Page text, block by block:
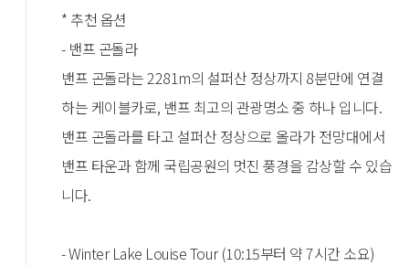
* 추천 옵션
- 밴프 곤돌라
밴프 곤돌라는 2281m의 설퍼산 정상까지 8분만에 연결
하는 케이블카로, 밴프 최고의 관광명소 중 하나 입니다.
밴프 곤돌라를 타고 설퍼산 정상으로 올라가 전망대에서
밴프 타운과 함께 국립공원의 멋진 풍경을 감상할 수 있습
니다.
- Winter Lake Louise Tour (10:15부터 약 7시간 소요)